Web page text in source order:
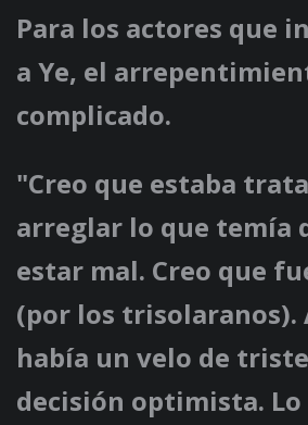
Para los actores que
a Ye, el
complicado.
"Creo que estaba
arreglar lo que temía
estar mal. Creo que
(por los trisolaranos).
había un velo de
decisión optimista.